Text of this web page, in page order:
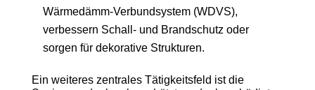
Wärmedämm-Verbundsystem (WDVS),
verbessern Schall- und Brandschutz oder
sorgen für dekorative Strukturen.
Ein weiteres zentrales Tätigkeitsfeld ist die